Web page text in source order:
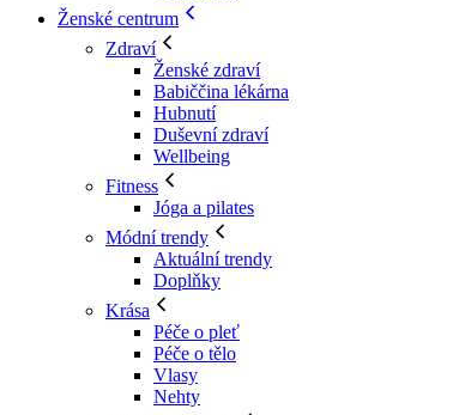
Ženské centrum
Zdraví
Ženské zdraví
Babiččina lékárna
Hubnutí
Duševní zdraví
Wellbeing
Fitness
Jóga a pilates
Módní trendy
Aktuální trendy
Doplňky
Krása
Péče o pleť
Péče o tělo
Vlasy
Nehty